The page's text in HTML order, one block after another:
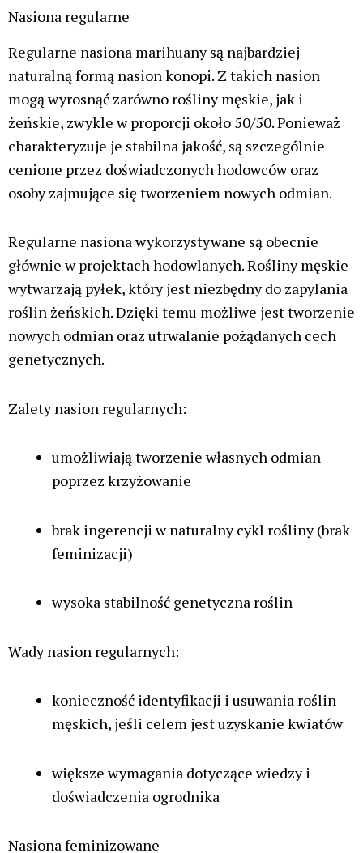
Nasiona feminizowane
Nasiona feminizowane powstają w procesie, który
sprawia, że niemal wszystkie rośliny wyrastające z
takich nasion są żeńskie. Osiąga się to poprzez
specjalne techniki hodowlane, polegające m.in. na
opryskami środkami zawierającymi srebro
koloidalne. Żeńskie rośliny to właśnie te, które
Duża popularność nasion feminizowanych wynika
przede wszystkim z wygody uprawy. Ponieważ
rośliny żeńskie wytwarzają kwiaty bogate w THC i
inne kannabinoidy, ogrodnik nie musi martwić się o
usuwanie roślin męskich ani o przypadkowe
niemal pewność uzyskania wyłącznie roślin
większa efektywność uprawy
lepsze wykorzystanie dostępnej przestrzeni
Nasiona automatyczne (autokwitnące,
Tzw. odmiany automatyczne wyróżniają się tym, że
rozpoczynają kwitnienie niezależnie od długości
odmian fotoperiodycznych nie wymagają zmiany
cyklu oświetlenia, aby wejść w fazę kwitnienia.